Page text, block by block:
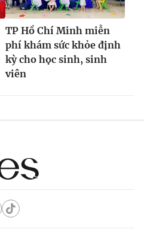
TP Hồ Chí Minh miễn
phí khám sức khỏe định
kỳ cho học sinh, sinh
viên